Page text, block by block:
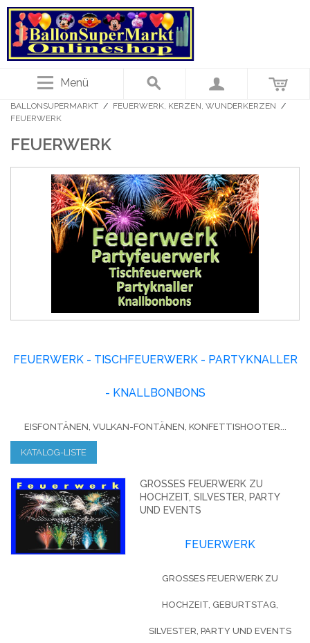
Menü
BALLONSUPERMARKT / FEUERWERK, KERZEN, WUNDERKERZEN /
FEUERWERK
FEUERWERK
FEUERWERK - TISCHFEUERWERK - PARTYKNALLER
- KNALLBONBONS
EISFONTÄNEN, VULKAN-FONTÄNEN, KONFETTISHOOTER...
KATALOG-LISTE
GROSSES FEUERWERK ZU H
OCHZEIT, SILVESTER, PARTY U
ND EVENTS
FEUERWERK
GROSSES FEUERWERK ZU H
OCHZEIT, GEBURTSTAG, S
ILVESTER, PARTY UND EVENTS